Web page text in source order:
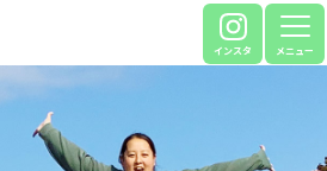
インスタ メニュー